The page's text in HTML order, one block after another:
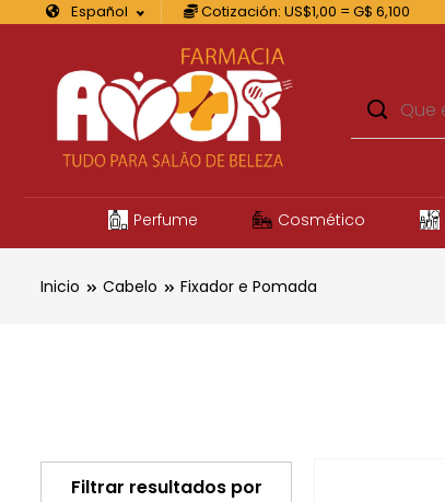
Español Cotización: US$1,00 = G$ 6,100
Perfume Cosmético
Inicio Cabelo Fixador e Pomada
Filtrar resultados por